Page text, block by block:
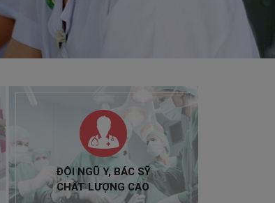
ĐỘI NGŨ Y, BÁC SỸ
CHẤT LƯỢNG CAO